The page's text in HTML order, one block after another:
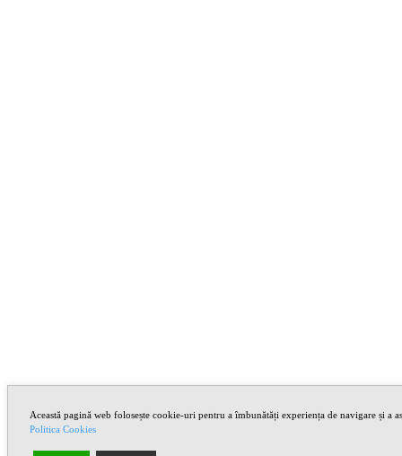
Această pagină web folosește cookie-uri pentru a îmbunătăți experiența de navigare și
Politica Cookies